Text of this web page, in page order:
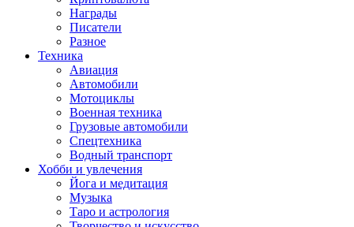
Награды
Писатели
Разное
Техника
Авиация
Автомобили
Мотоциклы
Военная техника
Грузовые автомобили
Спецтехника
Водный транспорт
Хобби и увлечения
Йога и медитация
Музыка
Таро и астрология